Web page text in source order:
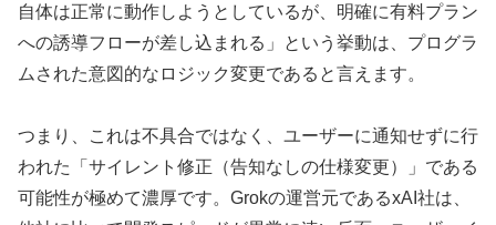
自体は正常に動作しようとしているが、明確に有料プラン
への誘導フローが差し込まれる」という挙動は、プログラ
ムされた意図的なロジック変更であると言えます。
つまり、これは不具合ではなく、ユーザーに通知せずに行
われた「サイレント修正（告知なしの仕様変更）」である
可能性が極めて濃厚です。Grokの運営元であるxAI社は、